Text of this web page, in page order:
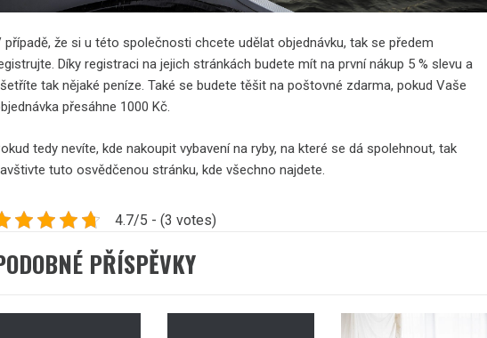
případě, že si u této společnosti chcete udělat objednávku, tak se předem
Díky registraci na jejich stránkách budete mít na první nákup 5 % slevu a
tak nějaké peníze. Také se budete těšit na poštovné zdarma, pokud Vaše
přesáhne 1000 Kč.
tedy nevíte, kde nakoupit vybavení na ryby, na které se dá spolehnout, tak
tuto osvědčenou stránku, kde všechno najdete.
4.7/5 - (3 votes)
PŘÍSPĚVKY